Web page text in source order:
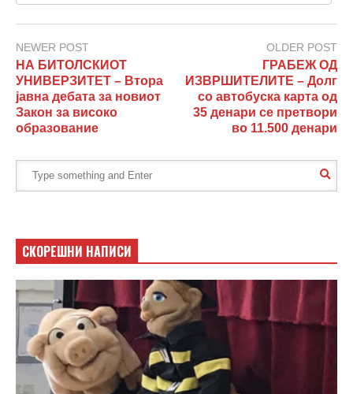
NEWER POST
НА БИТОЛСКИОТ
УНИВЕРЗИТЕТ – Втора
јавна дебата за новиот
Закон за високо
образование
OLDER POST
ГРАБЕЖ ОД
ИЗВРШИТЕЛИТЕ – Долг
со автобуска карта од
35 денари се претвори
во 11.500 денари
СКОРЕШНИ НАПИСИ